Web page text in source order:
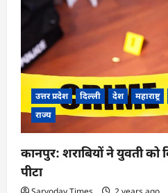
उत्तर प्रदेश दिल्ली देश महाराष्ट्र
राज्य
कानपुर: शराबियों ने युवती को
पीटा